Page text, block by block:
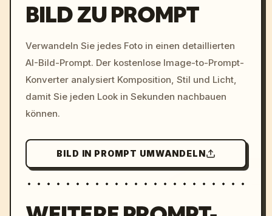
c, cyberpunk sunset, neon
colors, 8k --v 6.0
BILD ZU PROMPT
Verwandeln Sie jedes Foto in einen detaillierten
AI-Bild-Prompt. Der kostenlose Image-to-Prompt-
Konverter analysiert Komposition, Stil und Licht,
damit Sie jeden Look in Sekunden nachbauen
können.
BILD IN PROMPT UMWANDELN